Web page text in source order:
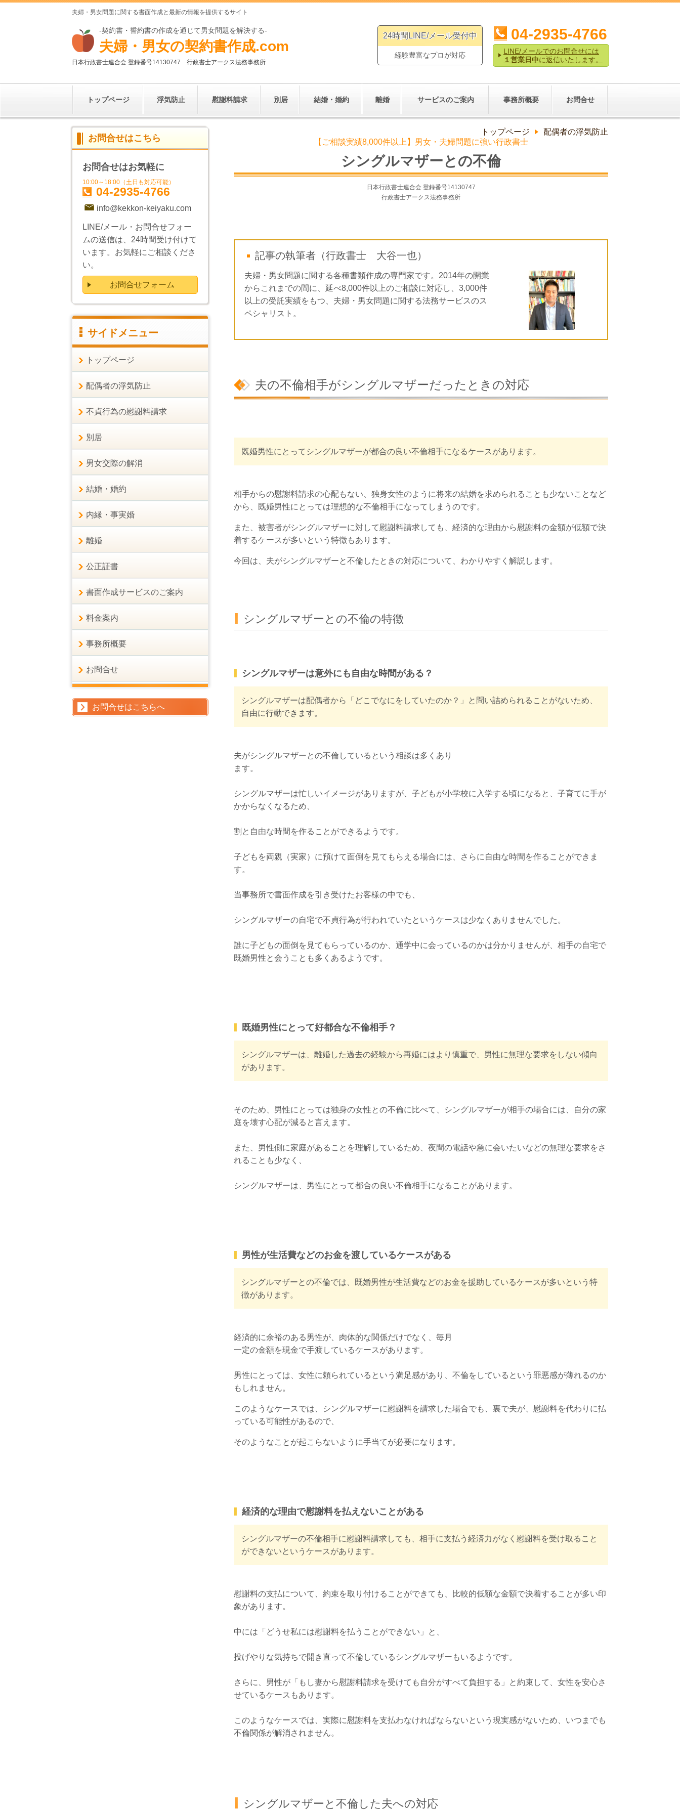
夫婦・男女問題に関する書面作成と最新の情報を提供するサイト
-契約書・誓約書の作成を通じて男女問題を解決する-
夫婦・男女の契約書作成.com
日本行政書士連合会 登録番号14130747 行政書士アークス法務事務所
24時間LINE/メール受付中
経験豊富なプロが対応
04-2935-4766
LINE/メールでのお問合せには
１営業日中に返信いたします。
トップページ 浮気防止 慰謝料請求 別居 結婚・婚約 離婚 サービスのご案内 事務所概要 お問合せ
トップページ
配偶者の浮気防止
【ご相談実績8,000件以上】男女・夫婦問題に強い行政書士
シングルマザーとの不倫
日本行政書士連合会 登録番号14130747
行政書士アークス法務事務所
記事の執筆者（行政書士 大谷一也）
夫婦・男女問題に関する各種書類作成の専門家です。2014年の開業
からこれまでの間に、延べ8,000件以上のご相談に対応し、3,000件
以上の受託実績をもつ、夫婦・男女問題に関する法務サービスのス
ペシャリスト。
夫の不倫相手がシングルマザーだったときの対応
既婚男性にとってシングルマザーが都合の良い不倫相手になるケースがあります。
相手からの慰謝料請求の心配もない、独身女性のように将来の結婚を求められることも少ないことなど
から、既婚男性にとっては理想的な不倫相手になってしまうのです。
また、被害者がシングルマザーに対して慰謝料請求しても、経済的な理由から慰謝料の金額が低額で決
着するケースが多いという特徴もあります。
今回は、夫がシングルマザーと不倫したときの対応について、わかりやすく解説します。
シングルマザーとの不倫の特徴
シングルマザーは意外にも自由な時間がある？
シングルマザーは配偶者から「どこでなにをしていたのか？」と問い詰められることがないため、
自由に行動できます。
夫がシングルマザーとの不倫しているという相談は多くあり
ます。
シングルマザーは忙しいイメージがありますが、子どもが小学校に入学する頃になると、子育てに手が
かからなくなるため、
割と自由な時間を作ることができるようです。
子どもを両親（実家）に預けて面倒を見てもらえる場合には、さらに自由な時間を作ることができま
す。
当事務所で書面作成を引き受けたお客様の中でも、
シングルマザーの自宅で不貞行為が行われていたというケースは少なくありませんでした。
誰に子どもの面倒を見てもらっているのか、通学中に会っているのかは分かりませんが、相手の自宅で
既婚男性と会うことも多くあるようです。
既婚男性にとって好都合な不倫相手？
シングルマザーは、離婚した過去の経験から再婚にはより慎重で、男性に無理な要求をしない傾向
があります。
そのため、男性にとっては独身の女性との不倫に比べて、シングルマザーが相手の場合には、自分の家
庭を壊す心配が減ると言えます。
また、男性側に家庭があることを理解しているため、夜間の電話や急に会いたいなどの無理な要求をさ
れることも少なく、
シングルマザーは、男性にとって都合の良い不倫相手になることがあります。
男性が生活費などのお金を渡しているケースがある
シングルマザーとの不倫では、既婚男性が生活費などのお金を援助しているケースが多いという特
徴があります。
経済的に余裕のある男性が、肉体的な関係だけでなく、毎月
一定の金額を現金で手渡しているケースがあります。
男性にとっては、女性に頼られているという満足感があり、不倫をしているという罪悪感が薄れるのか
もしれません。
このようなケースでは、シングルマザーに慰謝料を請求した場合でも、裏で夫が、慰謝料を代わりに払
っている可能性があるので、
そのようなことが起こらないように手当てが必要になります。
経済的な理由で慰謝料を払えないことがある
シングルマザーの不倫相手に慰謝料請求しても、相手に支払う経済力がなく慰謝料を受け取ること
ができないというケースがあります。
慰謝料の支払について、約束を取り付けることができても、比較的低額な金額で決着することが多い印
象があります。
中には「どうせ私には慰謝料を払うことができない」と、
投げやりな気持ちで開き直って不倫しているシングルマザーもいるようです。
さらに、男性が「 もし妻から慰謝料請求を受けても自分がすべて負担する 」と約束して、女性を安心さ
せているケースもあります。
このようなケースでは、実際に慰謝料を支払わなければならないという現実感がないため、いつまでも
不倫関係が解消されません。
シングルマザーと不倫した夫への対応
お問合せはこちら
お問合せはお気軽に
10:00～18:00（土日も対応可能）
04-2935-4766
info@kekkon-keiyaku.com
LINE/メール・お問合せフォー
ムの送信は、24時間受け付けて
います。お気軽にご相談くださ
い。
お問合せフォーム
サイドメニュー
トップページ
配偶者の浮気防止
不貞行為の慰謝料請求
別居
男女交際の解消
結婚・婚約
内縁・事実婚
離婚
公正証書
書面作成サービスのご案内
料金案内
事務所概要
お問合せ
お問合せはこちらへ